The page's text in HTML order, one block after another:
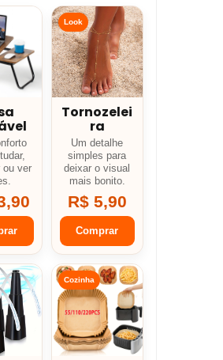
ou ver
Look
Tornozelei
ra
Um detalhe
simples para
deixar o visual
mais bonito.
R$ 5,90
Comprar
Cozinha